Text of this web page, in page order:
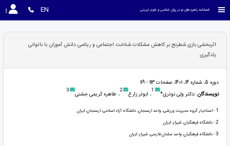
فصلنامه راهبردهای نو در روان شناسی و علوم تربیتی EN
اثربخشی بازی شطرنج بر کاهش مشکلات شناخت اجتماعی و ریاضی دانش آموزان با ناتوانی
یادگیری
دوره 5، شماره 14، 1401، صفحات 113 - 119
نویسندگان :دکتر ولی نوذری* 1، ابوذر زارع 2، طاهره کریمی جشنی 3
1 - استادیار گروه مدیریت ورزشی، واحد ارسنجان، دانشگاه آزاد اسلامی، ارسنجان، ایران
2- دانشگاه فرهنگیان، شیراز، ایران
3- دانشگاه فرهنگيان، واحد سلمان فارسی، شيراز، ايران